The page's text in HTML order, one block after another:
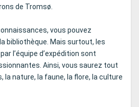
de Tromsø.
vous pouvez
bibliothèque. Mais surtout, les
l’équipe d’expédition sont
Ainsi, vous saurez tout
la nature, la faune, la flore, la culture